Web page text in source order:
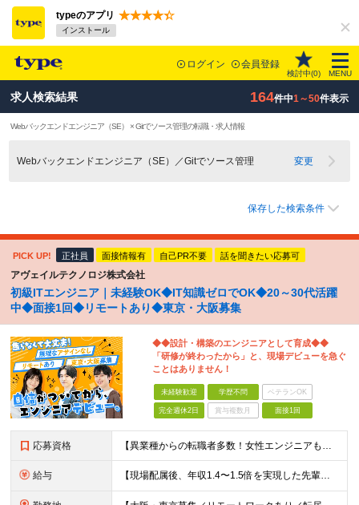
typeのアプリ
インストール
ログイン 会員登録
検討中(0) MENU
求人検索結果 164件中1～50件表示
Webバックエンドエンジニア（SE） × Gitでソース管理の転職・求人情報
Webバックエンドエンジニア（SE）／Gitでソース管理 変更
保存した検索条件
PICK UP! 正社員 面接情報有 自己PR不要 話を聞きたい応募可
アヴェイルテクノロジ株式会社
初級ITエンジニア｜未経験OK◆IT知識ゼロでOK◆20～30代活躍
中◆面接1回◆リモートあり◆東京・大阪募集
◆◆設計・構築のエンジニアとして育成◆◆
「研修が終わったから」と、現場デビューを急ぐ
ことはありません！
未経験歓迎 学歴不問 ベテランOK
完全週休2日 賞与複数月 面接1回
応募資格 【異業種からの転職者多数！女性エンジニアも活躍中】 ◆学歴不問 ◆未経験OK ≪こんな方を歓迎しています≫ ◎未経験から成長できる環境で活躍したい方 ◎大学やスクールでIT系のスキルを学んだことのあ
給与 【現場配属後、年収1.4〜1.5倍を実現した先輩も！残業代全額支給】 ◆給与は経験やスキルに応じて決定します ◆年俸制250万円～350万円（1/12を月々支給） ≪年収UPの例≫ ◎飲食業からのキ